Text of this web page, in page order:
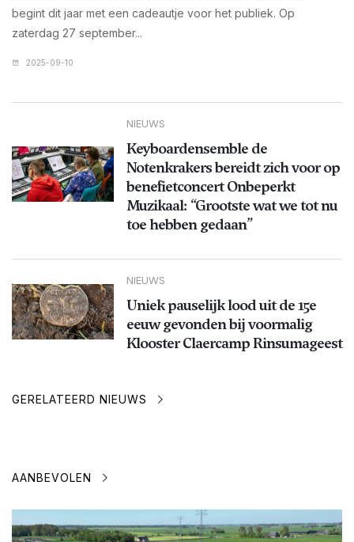
begint dit jaar met een cadeautje voor het publiek. Op
zaterdag 27 september...
2025-09-10
NIEUWS
Keyboardensemble de
Notenkrakers bereidt zich voor op
benefietconcert Onbeperkt
Muzikaal: “Grootste wat we tot nu
toe hebben gedaan”
NIEUWS
Uniek pauselijk lood uit de 15e
eeuw gevonden bij voormalig
Klooster Claercamp Rinsumageest
GERELATEERD NIEUWS
AANBEVOLEN